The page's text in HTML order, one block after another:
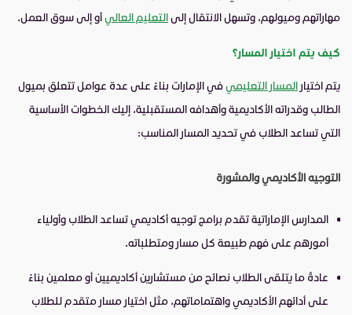
مهاراتهم وميولهم، وتسهل الانتقال إلىالتعليم العاليأو إلى سوق العمل.
كيف يتم اختيار المسار؟
يتم اختيار المسار التعليميفي الإمارات بناءً على عدة عوامل تتعلق بميول
الطالب وقدراته الأكاديمية وأهدافه المستقبلية، إليك الخطوات الأساسية
التي تساعد الطلاب في تحديد المسار المناسب:
التوجيه الأكاديمي والمشورة
المدارس الإماراتية تقدم برامج توجيه أكاديمي تساعد الطلاب وأولياء
أمورهم على فهم طبيعة كل مسار ومتطلباته.
عادةً ما يتلقى الطلاب نصائح من مستشارين أكاديميين أو معلمين بناءً
على أدائهم الأكاديمي واهتماماتهم، مثل اختيار مسار متقدم للطلاب